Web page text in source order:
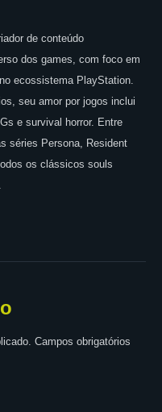
de conteúdo
dos games, com foco em
ecossistema PlayStation.
seu amor por jogos inclui
e survival horror. Entre
séries Persona, Resident
os clássicos souls
Campos obrigatórios